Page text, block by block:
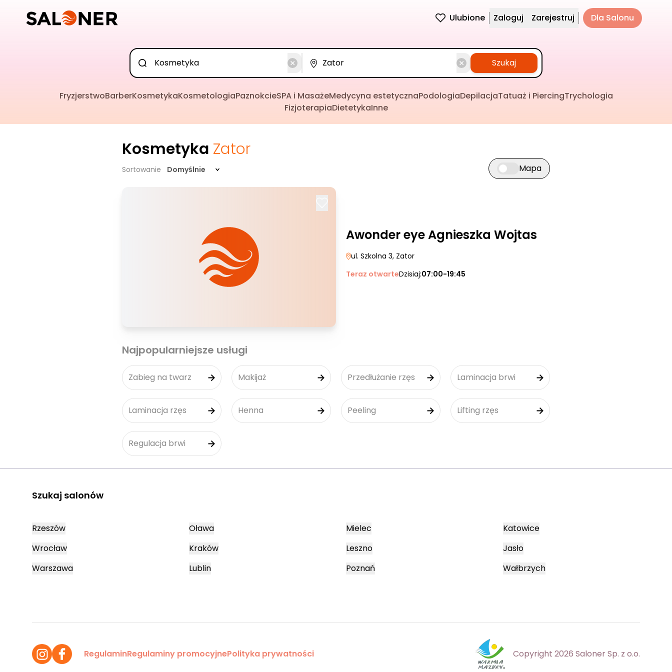
Ulubione Zaloguj Zarejestruj Dla Salonu
Szukaj
FryzjerstwoBarberKosmetykaKosmetologiaPaznokcieSPA i MasażeMedycyna estetycznaPodologiaDepilacjaTatuaż i PiercingTrychologia
FizjoterapiaDietetykaInne
Kosmetyka Zator
Sortowanie Domyślnie Przełącz widok mapy
Mapa
Awonder eye Agnieszka Wojtas
ul. Szkolna 3, Zator
Teraz otwarteDzisiaj:07:00-19:45
Najpopularniejsze usługi
Zabieg na twarz Makijaż Przedłużanie rzęs Laminacja brwi
Laminacja rzęs Henna Peeling Lifting rzęs
Regulacja brwi
Szukaj salonów
Rzeszów
Wrocław
Warszawa
Oława
Kraków
Lublin
Mielec
Leszno
Poznań
Katowice
Jasło
Wałbrzych
RegulaminRegulaminy promocyjnePolityka prywatności Copyright 2026 Saloner Sp. z o.o.